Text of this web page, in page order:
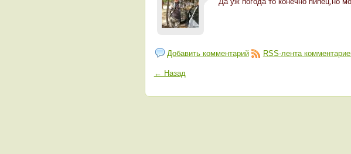
Добавить комментарий RSS-лента
← Назад